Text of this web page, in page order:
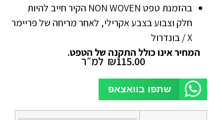
בהזמנת טפט NON WOVEN הקיר חייב להיות
חלק וצבוע בצבע אקרילי, לאחר מריחה של פריימר
X / בונדרול
המחיר אינו כולל התקנה של הטפט.
₪115.00 למ״ר
שתפו בוואצאפ